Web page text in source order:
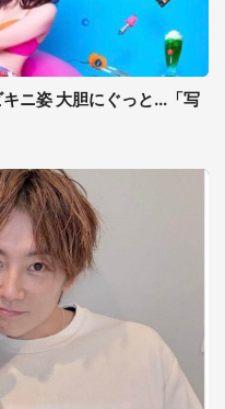
ニ姿 大胆にぐっと...「写